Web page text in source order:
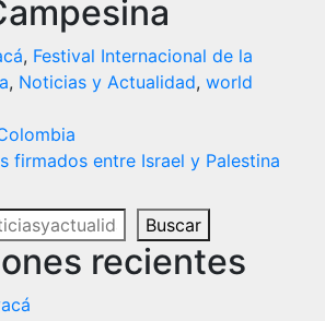
, Festival Internacional de la
, Noticias y Actualidad, world
firmados entre Israel y Palestina
Buscar
recientes